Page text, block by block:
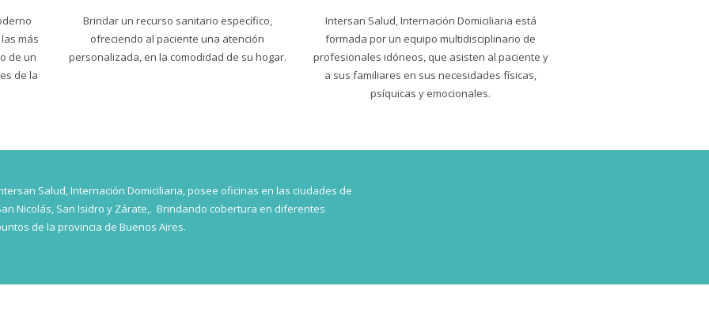
más
de un
de la
Brindar un recurso sanitario específico,
ofreciendo al paciente una atención
personalizada, en la comodidad de su hogar.
Intersan Salud, Internación Domiciliaria está
formada por un equipo multidisciplinario de
profesionales idóneos, que asisten al paciente y
a sus familiares en sus necesidades físicas,
psíquicas y emocionales.
Salud, Internación Domiciliaria, posee oficinas en las ciudades de
Nicolás, San Isidro y Zárate,. Brindando cobertura en diferentes
de la provincia de Buenos Aires.